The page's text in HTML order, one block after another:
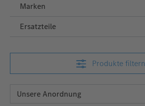
Marken
Ersatzteile
Produkte filtern